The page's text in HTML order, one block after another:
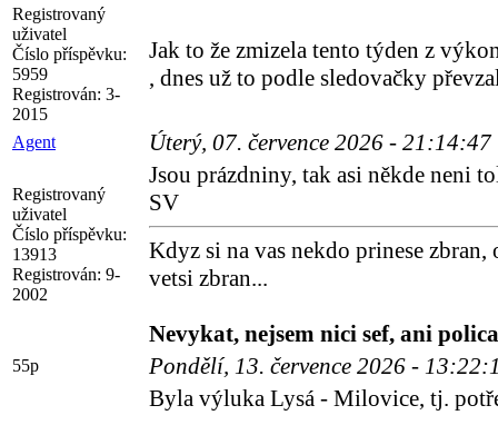
Registrovaný
uživatel
Číslo příspěvku:
5959
Registrován: 3-
2015
Jak to že zmizela tento týden z
, dnes už to podle sledovačky
Agent Úterý, 07. července 2026 - 21:14:47
Registrovaný
uživatel
Číslo příspěvku:
13913
Registrován: 9-
2002
Jsou prázdniny, tak asi někde neni
SV
Kdyz si na vas nekdo prinese zbran,
vetsi zbran...
Nevykat, nejsem nici sef, ani
55p Pondělí, 13. července 2026 -
Byla výluka Lysá - Milovice, tj.